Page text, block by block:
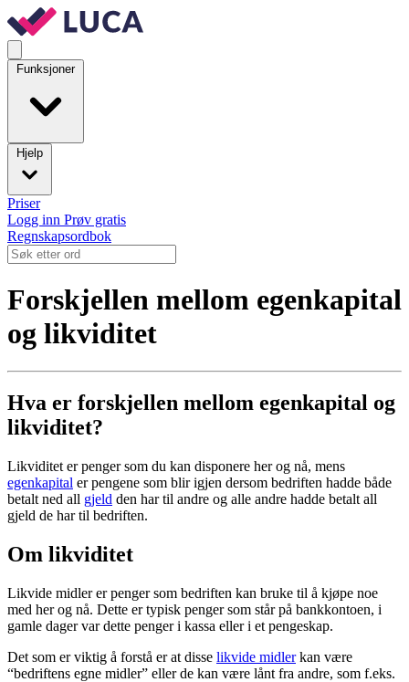
Funksjoner
Hjelp
Priser
Logg inn Prøv gratis
Regnskapsordbok
Forskjellen mellom egenkapital
og likviditet
Hva er forskjellen mellom egenkapital og
likviditet?
Likviditet er penger som du kan disponere her og nå, mens
egenkapital er pengene som blir igjen dersom bedriften hadde både
betalt ned all gjeld den har til andre og alle andre hadde betalt all
gjeld de har til bedriften.
Om likviditet
Likvide midler er penger som bedriften kan bruke til å kjøpe noe
med her og nå. Dette er typisk penger som står på bankkontoen, i
gamle dager var dette penger i kassa eller i et pengeskap.
Det som er viktig å forstå er at disse likvide midlerkan være
“bedriftens egne midler” eller de kan være lånt fra andre, som f.eks.